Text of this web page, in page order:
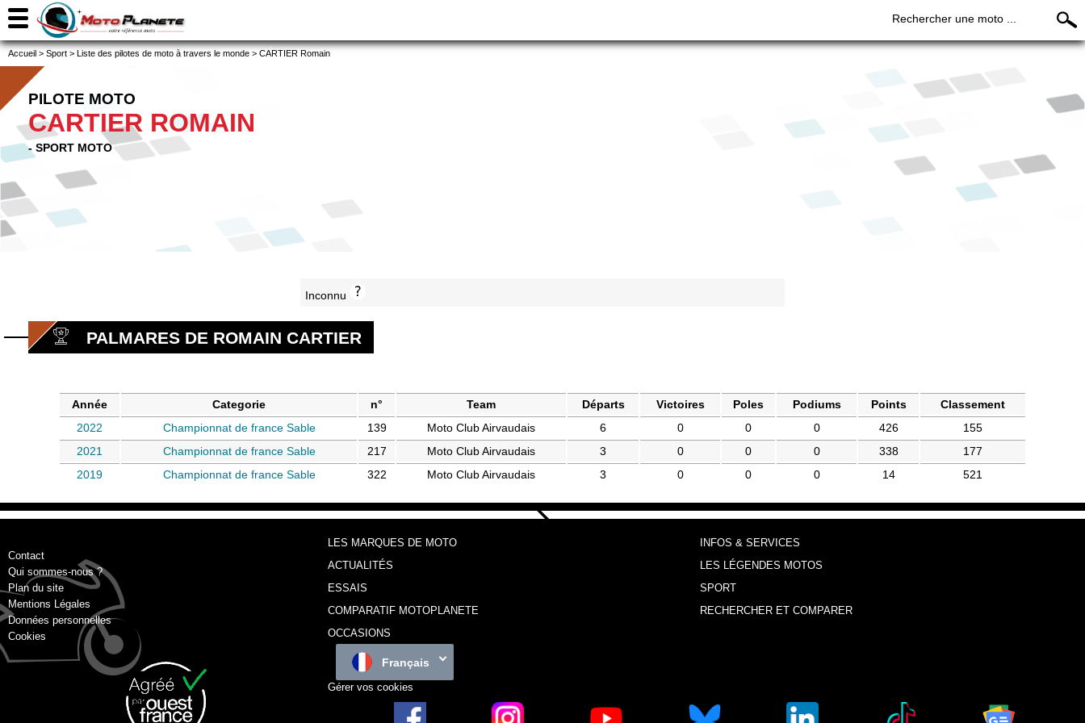
Rechercher une moto ...
Accueil > Sport > Liste des pilotes de moto à travers le monde > CARTIER Romain
PILOTE MOTO
CARTIER ROMAIN
- SPORT MOTO
Inconnu
PALMARES DE ROMAIN CARTIER
Année Categorie n° Team Départs Victoires Poles Podiums Points
Classement
2022
Championnat de france Sable 139 Moto Club Airvaudais 6 0 0 0 426
155
2021
Championnat de france Sable 217 Moto Club Airvaudais 3 0 0 0 338
177
2019
Championnat de france Sable 322 Moto Club Airvaudais 3 0 0 0 14 521
Contact
Qui sommes-nous ?
Plan du site
Mentions Légales
Données personnelles
Cookies
LES MARQUES DE MOTO
INFOS & SERVICES
ACTUALITÉS
LES LÉGENDES MOTOS
ESSAIS
SPORT
COMPARATIF MOTOPLANETE
RECHERCHER ET COMPARER
OCCASIONS
Français
Gérer vos cookies